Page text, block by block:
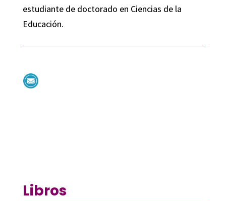
estudiante de doctorado en Ciencias de la
Educación.
Libros